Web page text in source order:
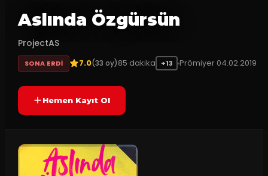
Aslında Özgürsün
ProjectAS
SONA ERDI 7.0(33 oy)85 dakika +13 Prömiyer 04.02.2019
Hemen Kayıt Ol